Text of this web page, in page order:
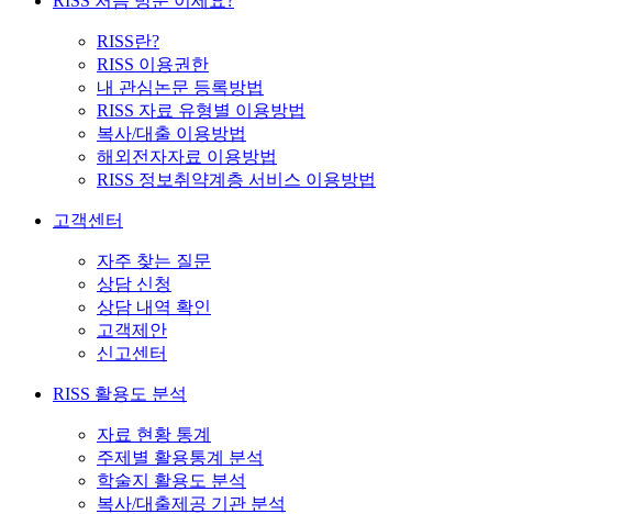
RISS란?
RISS 이용권한
내 관심논문 등록방법
RISS 자료 유형별 이용방법
복사/대출 이용방법
해외전자자료 이용방법
RISS 정보취약계층 서비스 이용방법
고객센터
자주 찾는 질문
상담 신청
상담 내역 확인
고객제안
신고센터
RISS 활용도 분석
자료 현황 통계
주제별 활용통계 분석
학술지 활용도 분석
복사/대출제공 기관 분석